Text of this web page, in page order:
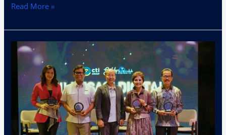
Read More »
Kaji
Peluang
Hilirisasi
Digital
Gathering
GCC